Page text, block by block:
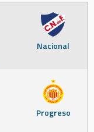
Nacional
Progreso